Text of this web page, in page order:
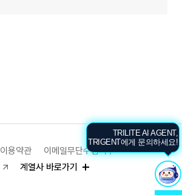
이용약관
이메일무단수집거부
계열사 바로가기
TRILITE AI AGENT,
TRIGENT에게 문의하세요!